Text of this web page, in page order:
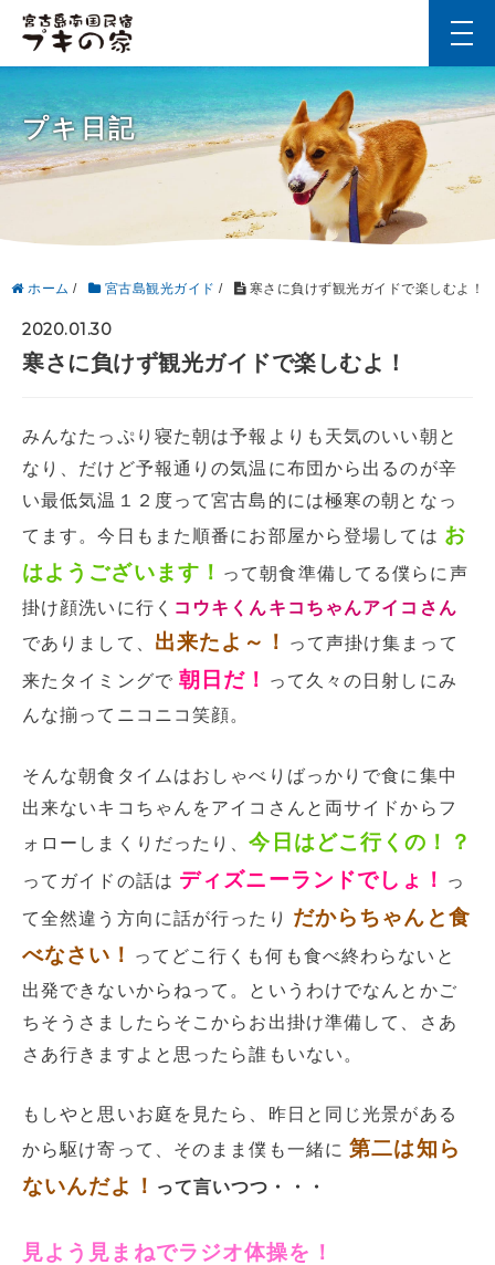
プキ日記
ホーム / 宮古島観光ガイド / 寒さに負けず観光ガイドで楽しむよ！
2020.01.30
寒さに負けず観光ガイドで楽しむよ！
みんなたっぷり寝た朝は予報よりも天気のいい朝と
なり、だけど予報通りの気温に布団から出るのが辛
い最低気温１２度って宮古島的には極寒の朝となっ
てます。今日もまた順番にお部屋から登場しては お
はようございます！ って朝食準備してる僕らに声
掛け顔洗いに行く コウキくんキコちゃんアイコさん
でありまして、 出来たよ～！
って声掛け集まって
来たタイミングで朝日だ！
って久々の日射しにみ
んな揃ってニコニコ笑顔。
そんな朝食タイムはおしゃべりばっかりで食に集中
出来ないキコちゃんをアイコさんと両サイドからフ
ォローしまくりだったり、今日はどこ行くの！？
ってガイドの話は ディズニーランドでしょ！
っ
て全然違う方向に話が行ったり だからちゃんと食
べなさい！
ってどこ行くも何も食べ終わらないと
出発できないからねって。というわけでなんとかご
ちそうさましたらそこからお出掛け準備して、さあ
さあ行きますよと思ったら誰もいない。
もしやと思いお庭を見たら、昨日と同じ光景がある
から駆け寄って、そのまま僕も一緒に第二は知ら
ないんだよ！ って言いつつ・・・
見よう見まねでラジオ体操を！
t
o
g
g
l
v
a
i